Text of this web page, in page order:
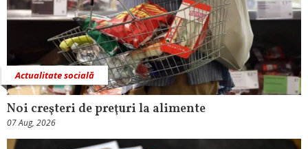
Actualitate socială
Noi creşteri de preţuri la alimente
07 Aug, 2026